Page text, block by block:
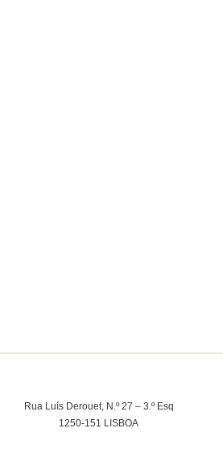
Rua Luís Derouet, N.º 27 – 3.º Esq
1250-151 LISBOA